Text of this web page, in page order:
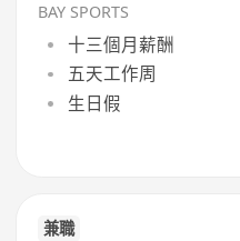
BAY SPORTS
十三個月薪酬
五天工作周
生日假
兼職